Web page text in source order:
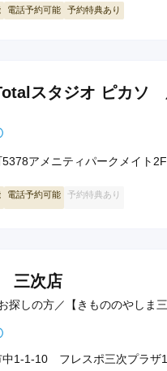
電話予約可能 予約特典あり
スタジオ ピカソ
アメニティパークメイト2F
電話予約可能 予約特典あり
三次店
探しの方／【きもののやしま
中1-1-10 フレスポ三次プラザ